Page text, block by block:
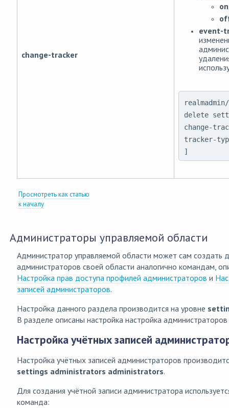
change-tracker
on
event-
realmadmin/
delete
change-
tracker-
]
Просмотреть как статью
к началу
Администраторы управляемой области
Администратор управляемой области может сам создать
администраторов своей области аналогично командам,
Настройка прав доступа профилей администраторов и
записей администраторов.
Настройка данного раздела производится на уровне
В разделе описаны настройка настройка
Настройка учётных записей
Настройка учётных записей администраторов
settings administrators administrators.
Для создания учётной записи администратора
команда: